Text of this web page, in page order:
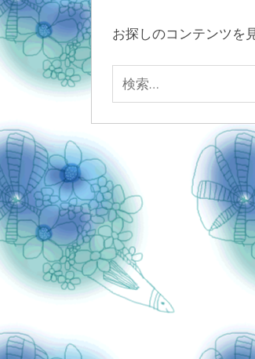
プ
お探しのコンテンツを
索: